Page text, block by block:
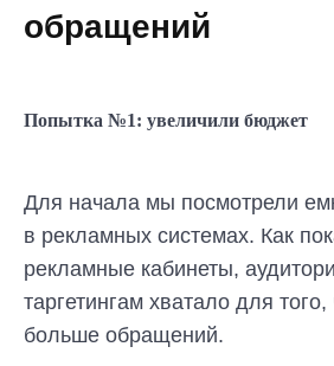
обращений
Попытка №1: увеличили бюджет
Для начала мы посмотрели
в рекламных системах. Как
рекламные кабинеты,
таргетингам хватало для
больше обращений.